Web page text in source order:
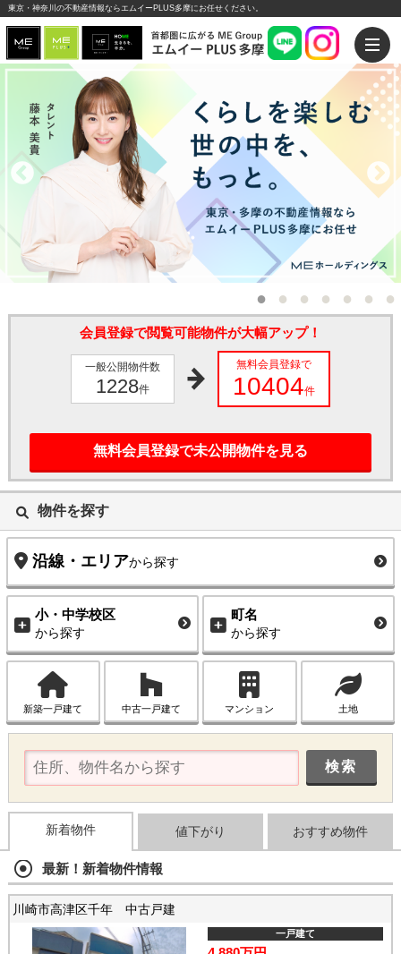
東京・神奈川の不動産情報ならエムイーPLUS多摩にお任せください。
会員登録で閲覧可能物件が大幅アップ！
一般公開物件数
1228件
無料会員登録で
10404件
無料会員登録で未公開物件を見る
物件を探す
沿線・エリアから探す
小・中学校区
から探す
町名
から探す
新築一戸建て 中古一戸建て マンション 土地
新着物件 値下がり おすすめ物件
最新！新着物件情報
一戸建て
川崎市高津区千年 中古戸建